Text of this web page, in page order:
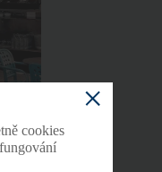
cookies